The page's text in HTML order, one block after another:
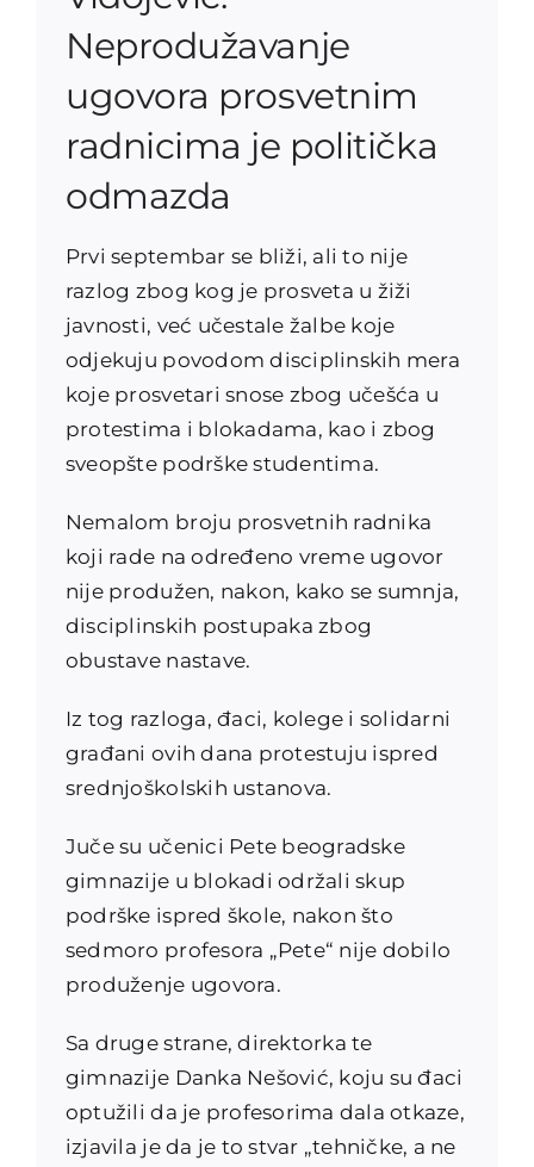
Neprodužavanje
ugovora prosvetnim
radnicima je politička
odmazda
Prvi septembar se bliži, ali to nije
razlog zbog kog je prosveta u žiži
javnosti, već učestale žalbe koje
odjekuju povodom disciplinskih mera
koje prosvetari snose zbog učešća u
protestima i blokadama, kao i zbog
sveopšte podrške studentima.
Nemalom broju prosvetnih radnika
koji rade na određeno vreme ugovor
nije produžen, nakon, kako se sumnja,
disciplinskih postupaka zbog
obustave nastave.
Iz tog razloga, đaci, kolege i solidarni
građani ovih dana protestuju ispred
srednjoškolskih ustanova.
Juče su učenici Pete beogradske
gimnazije u blokadi održali skup
podrške ispred škole, nakon što
sedmoro profesora „Pete“ nije dobilo
produženje ugovora.
Sa druge strane, direktorka te
gimnazije Danka Nešović, koju su đaci
optužili da je profesorima dala otkaze,
izjavila je da je to stvar „tehničke, a ne